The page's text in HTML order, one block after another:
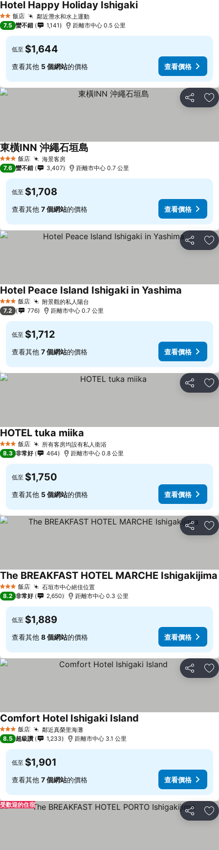
2 星級飯店 鄰近潛水和水上運動
Hotel Happy Holiday Ishigaki
7.5 蠻不錯 1,141 距離市中心 0.5 公里
低至 $1,644
查看其他 5 個網站的價格 查看價格
分享 加
3 星級 飯店 海景客房
東橫INN 沖繩石垣島
7.6 蠻不錯 3,407 距離市中心 0.7 公里
低至 $1,708
查看其他 7 個網站的價格 查看價格
分享 加
3 星級 飯店 附景觀的私人陽台
Hotel Peace Island Ishigaki in Yashima
7.2 776 距離市中心 0.7 公里
低至 $1,712
查看其他 7 個網站的價格 查看價格
分享 加
3 星級 飯店 所有客房均設有私人衛浴
HOTEL tuka miika
8.3 非常好 464 距離市中心 0.8 公里
低至 $1,750
查看其他 5 個網站的價格 查看價格
分享 加
3 星級 飯店 石垣市中心絕佳位置
The BREAKFAST HOTEL MARCHE Ishigakijima
8.2 非常好 2,650 距離市中心 0.3 公里
低至 $1,889
查看其他 8 個網站的價格 查看價格
分享 加
3 星級 飯店 鄰近真榮里海灘
Comfort Hotel Ishigaki Island
8.5 超級讚 1,233 距離市中心 3.1 公里
低至 $1,901
查看其他 7 個網站的價格 查看價格
分享 加
受歡迎的住宿